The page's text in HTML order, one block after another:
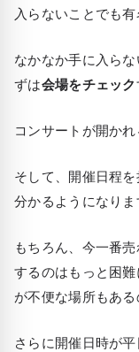
入らないことでも有
なかなか手に入ら
ずは会場をチェック
コンサートが開か
そして、開催日程
分かるようになりま
もちろん、今一番
するのはもっと困
が不便な場所もあ
さらに開催日時が